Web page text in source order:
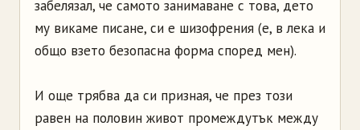
забелязал, че самото занимаване с това, дето
му викаме писане, си е шизофрения (е, в лека и
общо взето безопасна форма според мен).
И още трябва да си призная, че през този
равен на половин живот промеждутък между